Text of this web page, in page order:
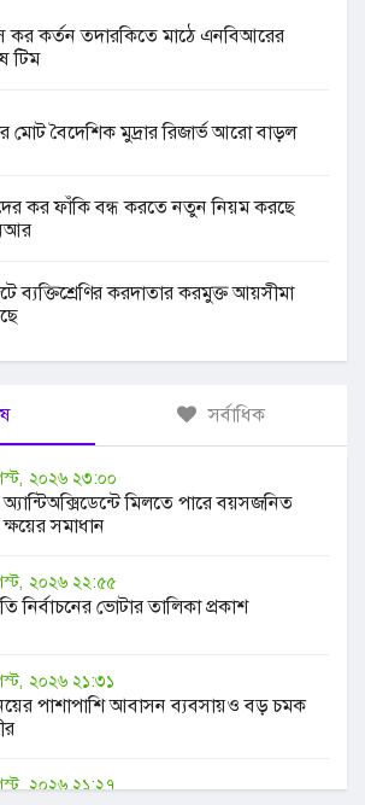
কর কর্তন তদারকিতে মাঠে এনবিআরের
টিম
মোট বৈদেশিক মুদ্রার রিজার্ভ আরো বাড়ল
কর ফাঁকি বন্ধ করতে নতুন নিয়ম করছে
ব্যক্তিশ্রেণির করদাতার করমুক্ত আয়সীমা
সর্বাধিক
২০২৬ ২৩:০০
মিলতে পারে বয়সজনিত
সমাধান
২০২৬ ২২:৫৫
নির্বাচনের ভোটার তালিকা প্রকাশ
২০২৬ ২১:৩১
পাশাপাশি আবাসন ব্যবসায়ও বড় চমক
২০২৬ ২১:২৭